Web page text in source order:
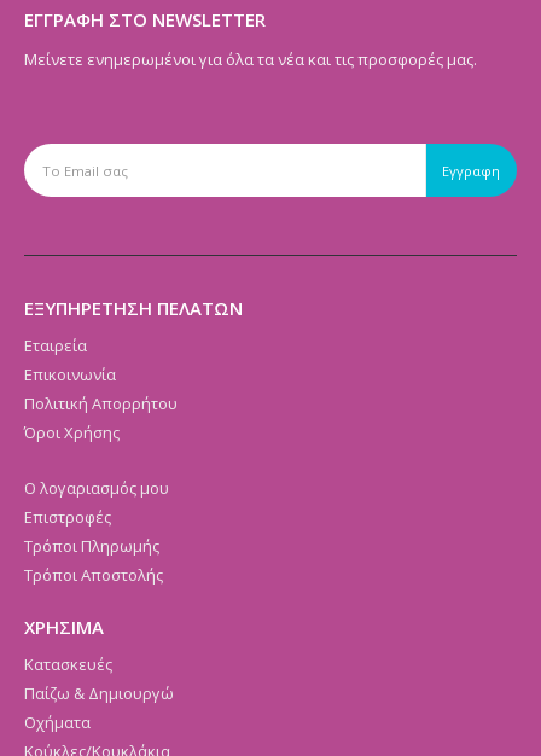
ΕΓΓΡΑΦΗ ΣΤΟ NEWSLETTER
Μείνετε ενημερωμένοι για όλα τα νέα και τις προσφορές μας.
ΕΞΥΠΗΡΕΤΗΣΗ ΠΕΛΑΤΩΝ
Εταιρεία
Επικοινωνία
Πολιτική Απορρήτου
Όροι Χρήσης
Ο λογαριασμός μου
Επιστροφές
Τρόποι Πληρωμής
Τρόποι Αποστολής
ΧΡΗΣΙΜΑ
Κατασκευές
Παίζω & Δημιουργώ
Οχήματα
Κούκλες/Κουκλάκια